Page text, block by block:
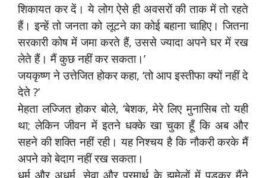
शिकायत कर दें। ये लोग ऐसे ही अवसरों की ताक में तो रहते
हैं। इन्हें तो जनता को लूटने का कोई बहाना चाहिए। जितना
सरकारी कोष में जमा करते हैं, उससे ज्यादा अपने घर में रख
लेते हैं। मैं कुछ नहीं कर सकता।’
जयकृष्ण ने उत्तेजित होकर कहा, ‘तो आप इस्तीफा क्यों नहीं दे
देते ?’
मेहता लज्जित होकर बोले, ‘बेशक, मेरे लिए मुनासिब तो यही
था; लेकिन जीवन में इतने धक्के खा चुका हूँ कि अब और
सहने की शक्ति नहीं रही। यह निश्चय है कि नौकरी करके मैं
अपने को बेदाग नहीं रख सकता।
धर्म और अधर्म, सेवा और परमार्थ के झमेलों में पड़कर मैंने